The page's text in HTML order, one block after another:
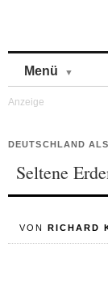
Menü
DEUTSCHLAND
Seltene
VON RICHARD